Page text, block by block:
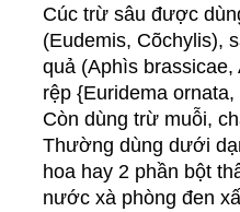
Cúc trừ sâu được
(Eudemis, Cõchylis),
quả (Aphìs brassicae,
rệp {Euridema ornata,
Còn dùng trừ muỗi,
Thường dùng dưới
hoa hay 2 phần bột
nước xà phòng đen